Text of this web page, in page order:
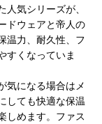
気シリーズが、
ドウェアと帝人の
温力、耐久性、フ
すくなっていま
気になる場合はメ
しても快適な保温
しめます。ファス